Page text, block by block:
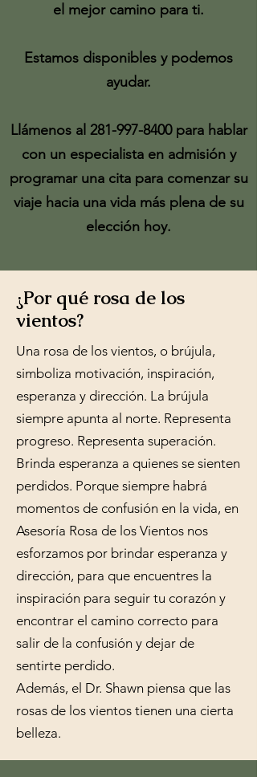
el mejor camino para ti.
Estamos disponibles y podemos
ayudar.
Llámenos al 281-997-8400para hablar
con un especialista en admisión y
programar una cita para comenzar su
viaje hacia una vida más plena de su
elección hoy.
¿Por qué rosa de los
vientos?
Una rosa de los vientos, o brújula,
simboliza motivación, inspiración,
esperanza y dirección. La brújula
siempre apunta al norte. Representa
progreso. Representa superación.
Brinda esperanza a quienes se sienten
perdidos. Porque siempre habrá
momentos de confusión en la vida, en
Asesoría Rosa de los Vientos nos
esforzamos por brindar esperanza y
dirección, para que encuentres la
inspiración para seguir tu corazón y
encontrar el camino correcto para
salir de la confusión y dejar de
sentirte perdido.
Además, el Dr. Shawn piensa que las
rosas de los vientos tienen una cierta
belleza.